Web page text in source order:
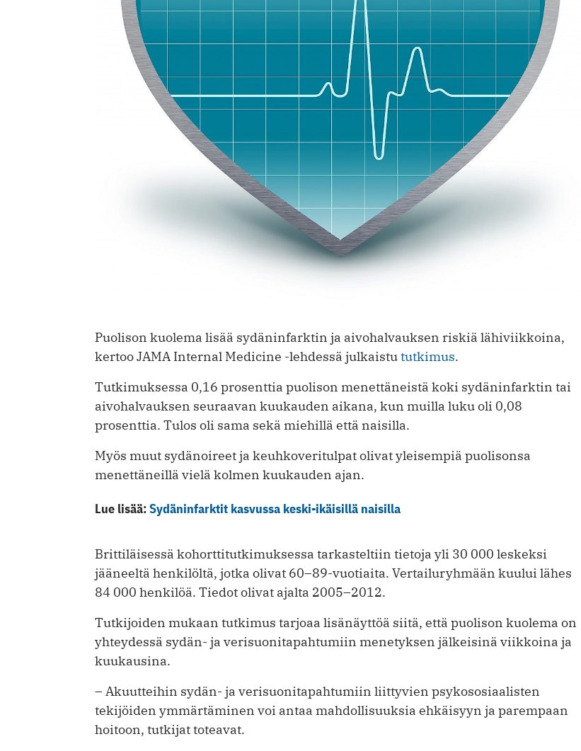
Puolison kuolema lisää sydäninfarktin ja aivohalvauksen riskiä lähiviikkoina,
kertoo JAMA Internal Medicine -lehdessä julkaistututkimus.
Tutkimuksessa 0,16 prosenttia puolison menettäneistä koki sydäninfarktin tai
aivohalvauksen seuraavan kuukauden aikana, kun muilla luku oli 0,08
prosenttia. Tulos oli sama sekä miehillä että naisilla.
Myös muut sydänoireet ja keuhkoveritulpat olivat yleisempiä puolisonsa
menettäneillä vielä kolmen kuukauden ajan.
Lue lisää:Sydäninfarktit kasvussa keski-ikäisillä naisilla
Brittiläisessä kohorttitutkimuksessa tarkasteltiin tietoja yli 30 000 leskeksi
jääneeltä henkilöltä, jotka olivat 60–89-vuotiaita. Vertailuryhmään kuului lähes
84 000 henkilöä. Tiedot olivat ajalta 2005–2012.
Tutkijoiden mukaan tutkimus tarjoaa lisänäyttöä siitä, että puolison kuolema on
yhteydessä sydän- ja verisuonitapahtumiin menetyksen jälkeisinä viikkoina ja
kuukausina.
– Akuutteihin sydän- ja verisuonitapahtumiin liittyvien psykososiaalisten
tekijöiden ymmärtäminen voi antaa mahdollisuuksia ehkäisyyn ja parempaan
hoitoon, tutkijat toteavat.